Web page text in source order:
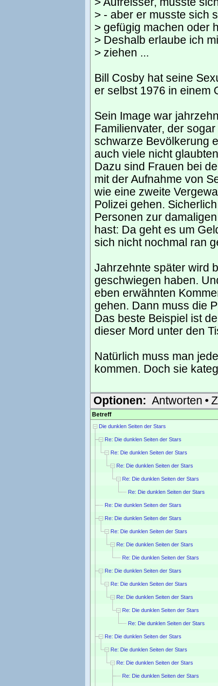
> - aber er musste sich
> gefügig machen oder
> Deshalb erlaube ich
> ziehen ...
Bill Cosby hat seine
er selbst 1976 in einem
Sein Image war
Familienvater, der
schwarze Bevölkerung
auch viele nicht
Dazu sind Frauen bei
mit der Aufnahme von
wie eine zweite
Polizei gehen.
Personen zur
hast: Da geht es um
sich nicht nochmal ran
Jahrzehnte später wird
geschwiegen haben.
eben erwähnten
gehen. Dann muss die
Das beste Beispiel ist
dieser Mord unter den
Natürlich muss man
kommen. Doch sie
Optionen: Antworten •
Betreff
Die dunklen Seiten der Stars
Re: Die dunklen Seiten der Stars
Re: Die dunklen Seiten der Stars
Re: Die dunklen Seiten der Stars
Re: Die dunklen Seiten der Stars
Re: Die dunklen Seiten der Stars
Re: Die dunklen Seiten der Stars
Re: Die dunklen Seiten der Stars
Re: Die dunklen Seiten der Stars
Re: Die dunklen Seiten der Stars
Re: Die dunklen Seiten der Stars
Re: Die dunklen Seiten der Stars
Re: Die dunklen Seiten der Stars
Re: Die dunklen Seiten der Stars
Re: Die dunklen Seiten der Stars
Re: Die dunklen Seiten der Stars
Re: Die dunklen Seiten der Stars
Re: Die dunklen Seiten der Stars
Re: Die dunklen Seiten der Stars
Re: Die dunklen Seiten der Stars